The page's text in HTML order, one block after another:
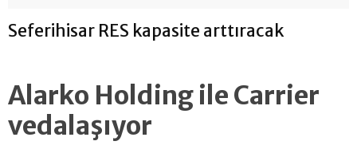
Seferihisar RES kapasite arttıracak
Alarko Holding ile Carrier
vedalaşıyor